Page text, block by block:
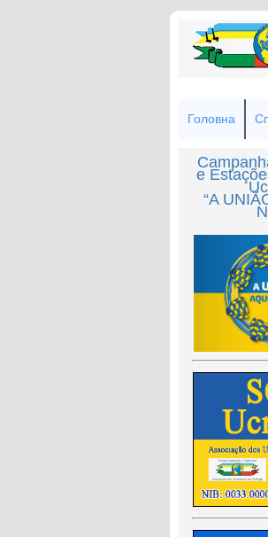
Головна
e
“A